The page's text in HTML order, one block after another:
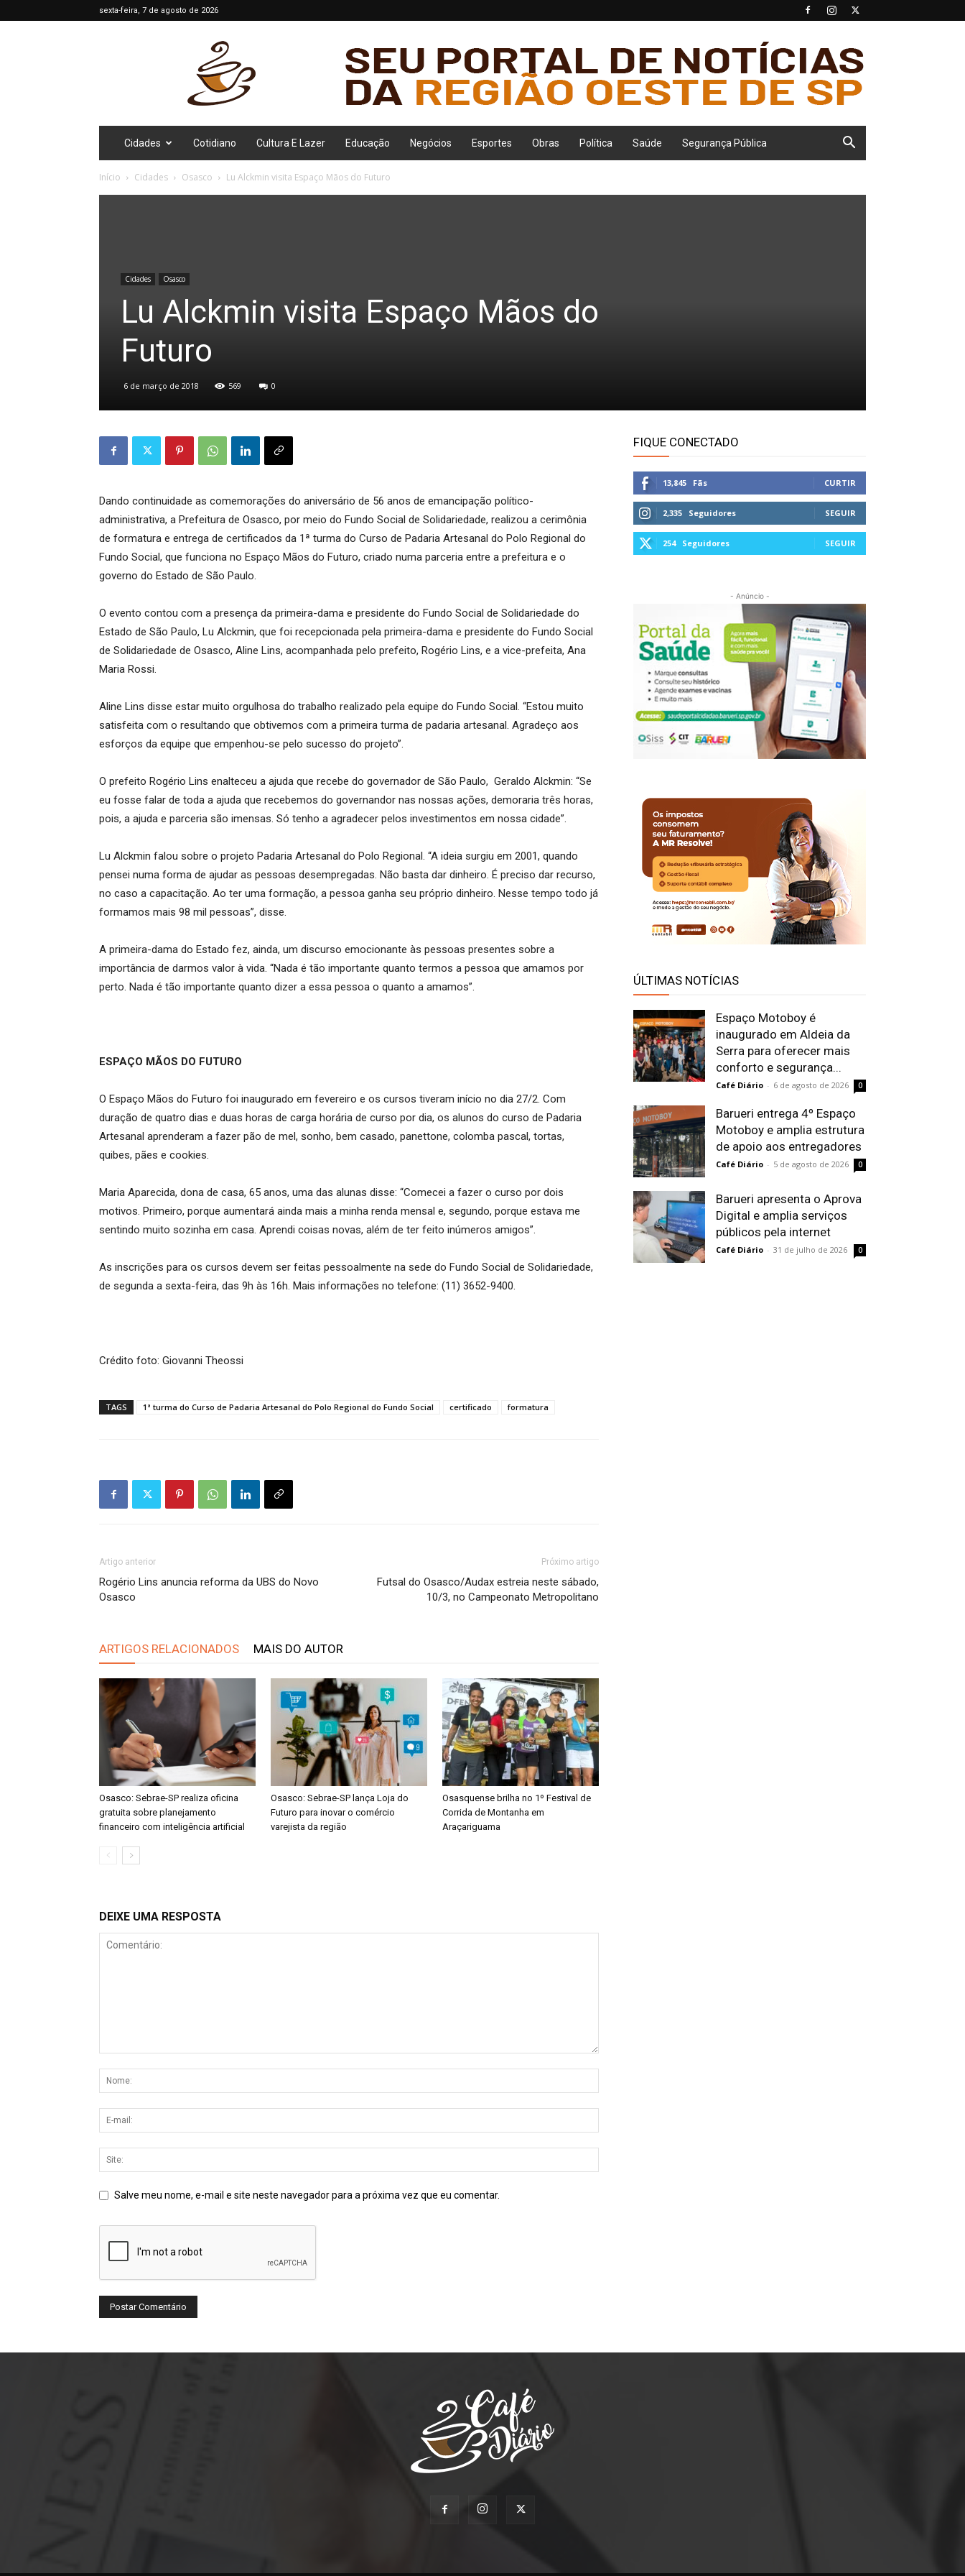
sexta-feira, 7 de agosto de 2026
Cidades Cotidiano Cultura E Lazer Educação Negócios Esportes Obras Política Saúde Segurança Pública
Início Cidades Osasco Lu Alckmin visita Espaço Mãos do Futuro
Cidades Osasco
Lu Alckmin visita Espaço Mãos do
Futuro
6 de março de 2018 569 0
Dando continuidade as comemorações do aniversário de 56 anos de emancipação político-
administrativa, a Prefeitura de Osasco, por meio do Fundo Social de Solidariedade, realizou a cerimônia
de formatura e entrega de certificados da 1ª turma do Curso de Padaria Artesanal do Polo Regional do
Fundo Social, que funciona no Espaço Mãos do Futuro, criado numa parceria entre a prefeitura e o
governo do Estado de São Paulo.
O evento contou com a presença da primeira-dama e presidente do Fundo Social de Solidariedade do
Estado de São Paulo, Lu Alckmin, que foi recepcionada pela primeira-dama e presidente do Fundo Social
de Solidariedade de Osasco, Aline Lins, acompanhada pelo prefeito, Rogério Lins, e a vice-prefeita, Ana
Maria Rossi.
Aline Lins disse estar muito orgulhosa do trabalho realizado pela equipe do Fundo Social. “Estou muito
satisfeita com o resultando que obtivemos com a primeira turma de padaria artesanal. Agradeço aos
esforços da equipe que empenhou-se pelo sucesso do projeto”.
O prefeito Rogério Lins enalteceu a ajuda que recebe do governador de São Paulo, Geraldo Alckmin: “Se
eu fosse falar de toda a ajuda que recebemos do governandor nas nossas ações, demoraria três horas,
pois, a ajuda e parceria são imensas. Só tenho a agradecer pelos investimentos em nossa cidade”.
Lu Alckmin falou sobre o projeto Padaria Artesanal do Polo Regional. “A ideia surgiu em 2001, quando
pensei numa forma de ajudar as pessoas desempregadas. Não basta dar dinheiro. É preciso dar recurso,
no caso a capacitação. Ao ter uma formação, a pessoa ganha seu próprio dinheiro. Nesse tempo todo já
formamos mais 98 mil pessoas”, disse.
A primeira-dama do Estado fez, ainda, um discurso emocionante às pessoas presentes sobre a
importância de darmos valor à vida. “Nada é tão importante quanto termos a pessoa que amamos por
perto. Nada é tão importante quanto dizer a essa pessoa o quanto a amamos”.
ESPAÇO MÃOS DO FUTURO
O Espaço Mãos do Futuro foi inaugurado em fevereiro e os cursos tiveram início no dia 27/2. Com
duração de quatro dias e duas horas de carga horária de curso por dia, os alunos do curso de Padaria
Artesanal aprenderam a fazer pão de mel, sonho, bem casado, panettone, colomba pascal, tortas,
quibes, pães e cookies.
Maria Aparecida, dona de casa, 65 anos, uma das alunas disse: “Comecei a fazer o curso por dois
motivos. Primeiro, porque aumentará ainda mais a minha renda mensal e, segundo, porque estava me
sentindo muito sozinha em casa. Aprendi coisas novas, além de ter feito inúmeros amigos”.
As inscrições para os cursos devem ser feitas pessoalmente na sede do Fundo Social de Solidariedade,
de segunda a sexta-feira, das 9h às 16h. Mais informações no telefone: (11) 3652-9400.
Crédito foto: Giovanni Theossi
TAGS 1ª turma do Curso de Padaria Artesanal do Polo Regional do Fundo Social certificado formatura
Artigo anterior
Rogério Lins anuncia reforma da UBS do Novo
Osasco
Próximo artigo
Futsal do Osasco/Audax estreia neste sábado,
10/3, no Campeonato Metropolitano
ARTIGOS RELACIONADOS MAIS DO AUTOR
Osasco: Sebrae-SP realiza oficina
gratuita sobre planejamento
financeiro com inteligência artificial
Osasco: Sebrae-SP lança Loja do
Futuro para inovar o comércio
varejista da região
Osasquense brilha no 1º Festival de
Corrida de Montanha em
Araçariguama
DEIXE UMA RESPOSTA
Salve meu nome, e-mail e site neste navegador para a próxima vez que eu comentar.
FIQUE CONECTADO
13,845 Fãs CURTIR
2,335 Seguidores SEGUIR
254 Seguidores SEGUIR
- Anúncio -
ÚLTIMAS NOTÍCIAS
Espaço Motoboy é
inaugurado em Aldeia da
Serra para oferecer mais
conforto e segurança...
Café Diário - 6 de agosto de 2026 0
Barueri entrega 4º Espaço
Motoboy e amplia estrutura
de apoio aos entregadores
Café Diário - 5 de agosto de 2026 0
Barueri apresenta o Aprova
Digital e amplia serviços
públicos pela internet
Café Diário - 31 de julho de 2026 0